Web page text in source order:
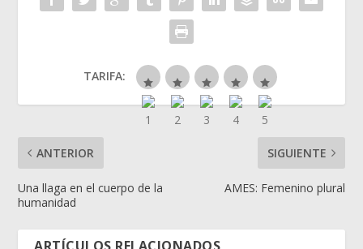
TARIFA:
ANTERIOR
Una llaga en el cuerpo de la
humanidad
SIGUIENTE
AMES: Femenino plural